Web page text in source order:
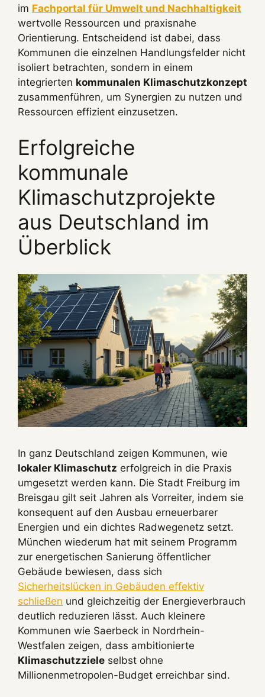
im Fachportal für Umwelt und Nachhaltigkeit
wertvolle Ressourcen und praxisnahe
Orientierung. Entscheidend ist dabei, dass
Kommunen die einzelnen Handlungsfelder nicht
isoliert betrachten, sondern in einem
integrierten kommunalen Klimaschutzkonzept
zusammenführen, um Synergien zu nutzen und
Ressourcen effizient einzusetzen.
Erfolgreiche
kommunale
Klimaschutzprojekte
aus Deutschland im
Überblick
In ganz Deutschland zeigen Kommunen, wie
lokaler Klimaschutz erfolgreich in die Praxis
umgesetzt werden kann. Die Stadt Freiburg im
Breisgau gilt seit Jahren als Vorreiter, indem sie
konsequent auf den Ausbau erneuerbarer
Energien und ein dichtes Radwegenetz setzt.
München wiederum hat mit seinem Programm
zur energetischen Sanierung öffentlicher
Gebäude bewiesen, dass sich
Sicherheitslücken in Gebäuden effektiv
schließen und gleichzeitig der Energieverbrauch
deutlich reduzieren lässt. Auch kleinere
Kommunen wie Saerbeck in Nordrhein-
Westfalen zeigen, dass ambitionierte
Klimaschutzziele selbst ohne
Millionenmetropolen-Budget erreichbar sind.